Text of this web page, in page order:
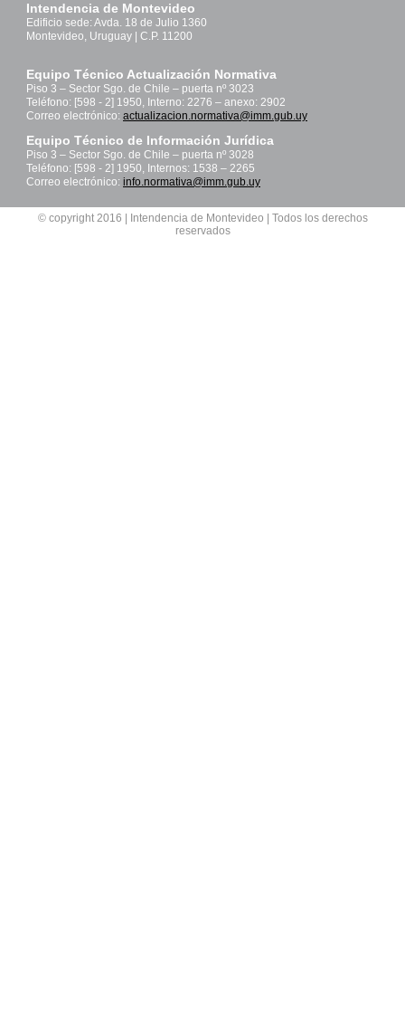
Intendencia de Montevideo
Edificio sede: Avda. 18 de Julio 1360
Montevideo, Uruguay | C.P. 11200
Equipo Técnico Actualización Normativa
Piso 3 – Sector Sgo. de Chile – puerta nº 3023
Teléfono: [598 - 2] 1950, Interno: 2276 – anexo: 2902
Correo electrónico: actualizacion.normativa@imm.gub.uy
Equipo Técnico de Información Jurídica
Piso 3 – Sector Sgo. de Chile – puerta nº 3028
Teléfono: [598 - 2] 1950, Internos: 1538 – 2265
Correo electrónico: info.normativa@imm.gub.uy
© copyright 2016 | Intendencia de Montevideo | Todos los derechos
reservados